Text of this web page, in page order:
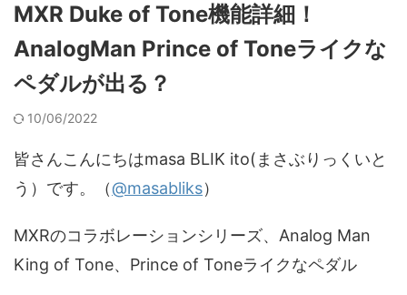
MXR Duke of Tone機能詳細！
AnalogMan Prince of Toneライクな
ペダルが出る？
10/06/2022
皆さんこんにちはmasa BLIK ito(まさぶりっくいと
う）です。（@masabliks）
MXRのコラボレーションシリーズ、Analog Man
King of Tone、Prince of Toneライクなペダル